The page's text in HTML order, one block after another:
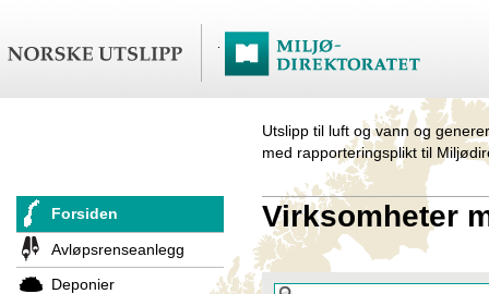
Utslipp til luft og vann og
med rapporteringsplikt til
Forsiden
Avløpsrenseanlegg
Deponier
Virksomheter